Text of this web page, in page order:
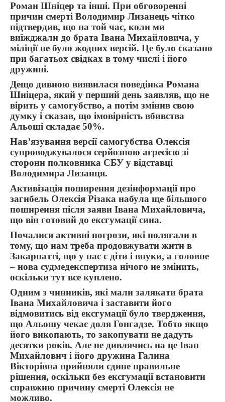
Роман Шніцер та інші. При обговоренні
причин смерті Володимир Лизанець чітко
підтвердив, що на той час, коли ми
виїжджали до брата Івана Михайловича, у
міліції не було жодних версій. Це було сказано
при багатьох свідках в тому числі і його
дружині.
Дещо дивною виявилася поведінка Романа
Шніцера, який у перший день заявляв, що не
вірить у самогубство, а потім змінив свою
думку і сказав, що імовірність вбивства
Альоші складає 50%.
Нав’язування версії самогубства Олексія
супроводжувалося серйозною агресією зі
сторони полковника СБУ у відставці
Володимира Лизанця.
Активізація поширення дезінформації про
загибель Олексія Різака набула ще більшого
поширення після заяви Івана Михайловича,
що він готовий до ексгумації сина.
Почалися активні погрози, які полягали в
тому, що нам треба продовжувати жити в
Закарпатті, що у нас є діти і внуки, а головне
– нова судмедекспертиза нічого не змінить,
оскільки тут все куплено.
Одним з чинників, які мали залякати брата
Івана Михайловича і заставити його
відмовитись від ексгумації було твердження,
що Альошу чекає доля Гонгадзе. Тобто якщо
його викопають, то закопувати не дадуть
десятки років. Але не дивлячись на це Іван
Михайлович і його дружина Галина
Вікторівна прийняли єдине правильне
рішення, оскільки без ексгумації встановити
справжню причину смерті Олексія не
можливо.